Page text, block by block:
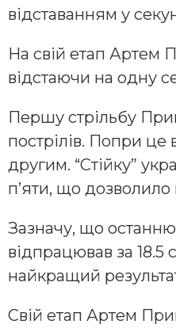
відставанням у
На свій етап Артем
відстаючи на одну
Першу стрільбу
пострілів. Попри це
другим. “Стійку”
п’яти, що
Зазначу, що
відпрацював за
найкращий
Свій етап Артем